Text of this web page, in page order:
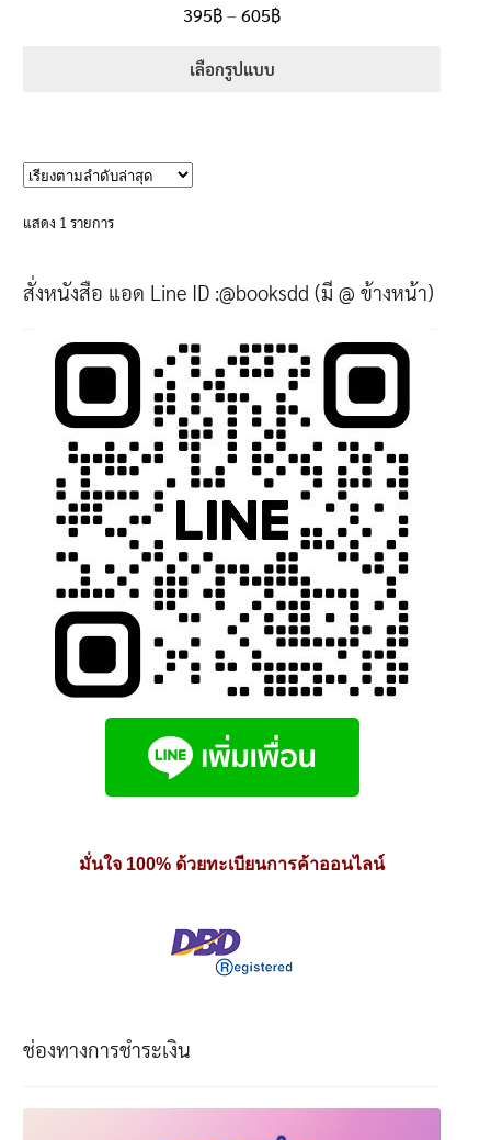
5.00
ตั้งแต่
395฿– 605฿Price
เลือกรูปแบบ
may
chosen
on
the
product
page
แสดง 1 รายการ
สั่งหนังสือ แอด Line ID :@booksdd (มี @ ข้างหน้า)
มั่นใจ 100% ด้วยทะเบียนการค้าออนไลน์
ช่องทางการชำระเงิน